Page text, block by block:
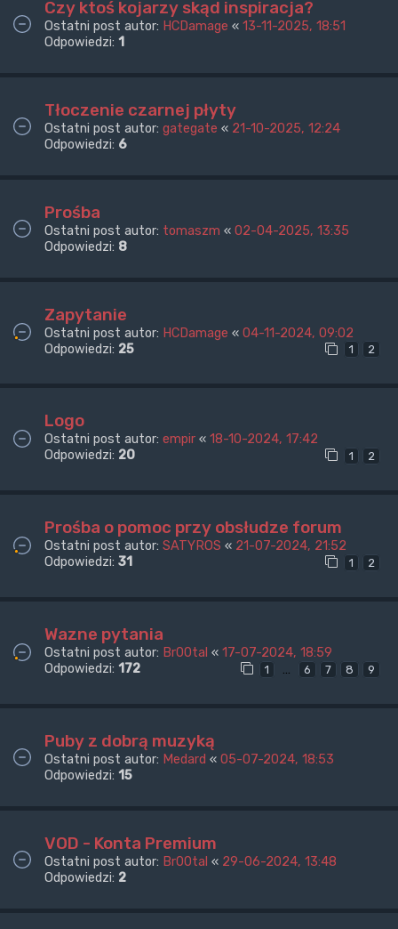
Czy ktoś kojarzy skąd inspiracja?
Ostatni post autor: HCDamage « 13-11-2025, 18:51
Odpowiedzi: 1
Tłoczenie czarnej płyty
Ostatni post autor: gategate « 21-10-2025, 12:24
Odpowiedzi: 6
Prośba
Ostatni post autor: tomaszm « 02-04-2025, 13:35
Odpowiedzi: 8
Zapytanie
Ostatni post autor: HCDamage « 04-11-2024, 09:02
Odpowiedzi: 25 1 2
Logo
Ostatni post autor: empir « 18-10-2024, 17:42
Odpowiedzi: 20 1 2
Prośba o pomoc przy obsłudze forum
Ostatni post autor: SATYROS « 21-07-2024, 21:52
Odpowiedzi: 31 1 2
Wazne pytania
Ostatni post autor: Br00tal « 17-07-2024, 18:59
Odpowiedzi: 172 1 … 6 7 8 9
Puby z dobrą muzyką
Ostatni post autor: Medard « 05-07-2024, 18:53
Odpowiedzi: 15
VOD - Konta Premium
Ostatni post autor: Br00tal « 29-06-2024, 13:48
Odpowiedzi: 2